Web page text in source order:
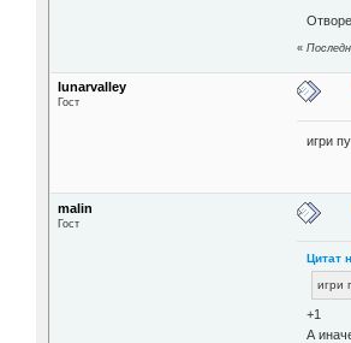
«
lunarvalley
Гост
игри
malin
Гост
Цитат
игри
+1
А